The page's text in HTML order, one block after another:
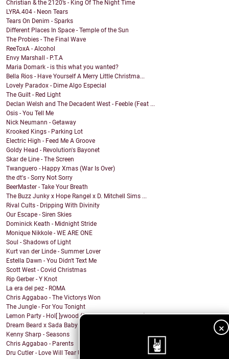
×
Christian & the 2120’s - King Of The Night Time
LYRA.404 - Neon Tears
Tears On Denim - Sparks
Different Places In Space - Temple of the Sun
The Probies - The Final Wave
ReeToxA - Alcohol
Envy Marshall - P.T.A
Maria Domark - is this what you wanted?
Bella Rios - Have Yourself A Merry Little Christma...
Lovely Paradox - Dime Algo Especial
The Guilt - Red Light
Declan Welsh and The Decadent West - Feeble (Feat ...
Osis - You Tell Me
Nick Neumann - Getaway
Krooked Kings - Parking Lot
Electric High - Feed Me A Groove
Goldy Head - Revolution's Bayonet
Skar de Line - The Screen
Twanguero - Happy Xmas (War Is Over)
the dt's - Sorry Not Sorry
BeerMaster - Take Your Breath
The Buzz Junky x Hope Rangel x D. Mitchell Sims ...
Rival Cults - Dripping With Divinity
Our Escape - Siren Skies
Dominick Keath - Midnight Stride
Monique Nikkole - WE ARE ONE
Soul - Shadows of Light
Kurt van der Linde - Summer Lover
Estella Dawn - You Didn't Text Me
Scott West - Covid Christmas
Rip Gerber - Y Knot
La era del pez - ROMA
Chris Aggabao - The Victorys Won
The Jungle - For You Tonight
Lemon Party - Hol[ ]ywood (feat. Joey Tyler Varela)
Dream Beard x Sada Baby x Judge & Jury - SPRAY
Kenny Sharp - Seasons
Chris Aggabao - Parents
Dru Cutler - Love Will Tear US Apart (Joy Division...